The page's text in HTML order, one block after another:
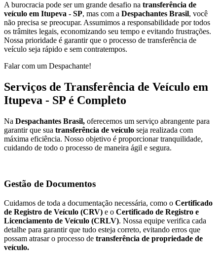
A burocracia pode ser um grande desafio na transferência de
veículo em Itupeva - SP, mas com a Despachantes Brasil, você
não precisa se preocupar. Assumimos a responsabilidade por todos
os trâmites legais, economizando seu tempo e evitando frustrações.
Nossa prioridade é garantir que o processo de transferência de
veículo seja rápido e sem contratempos.
Falar com um Despachante!
Serviços de Transferência de Veículo em
Itupeva - SP é Completo
Na Despachantes Brasil, oferecemos um serviço abrangente para
garantir que sua transferência de veículo seja realizada com
máxima eficiência. Nosso objetivo é proporcionar tranquilidade,
cuidando de todo o processo de maneira ágil e segura.
Gestão de Documentos
Cuidamos de toda a documentação necessária, como o Certificado
de Registro de Veículo (CRV) e o Certificado de Registro e
Licenciamento de Veículo (CRLV). Nossa equipe verifica cada
detalhe para garantir que tudo esteja correto, evitando erros que
possam atrasar o processo de transferência de propriedade de
veículo.